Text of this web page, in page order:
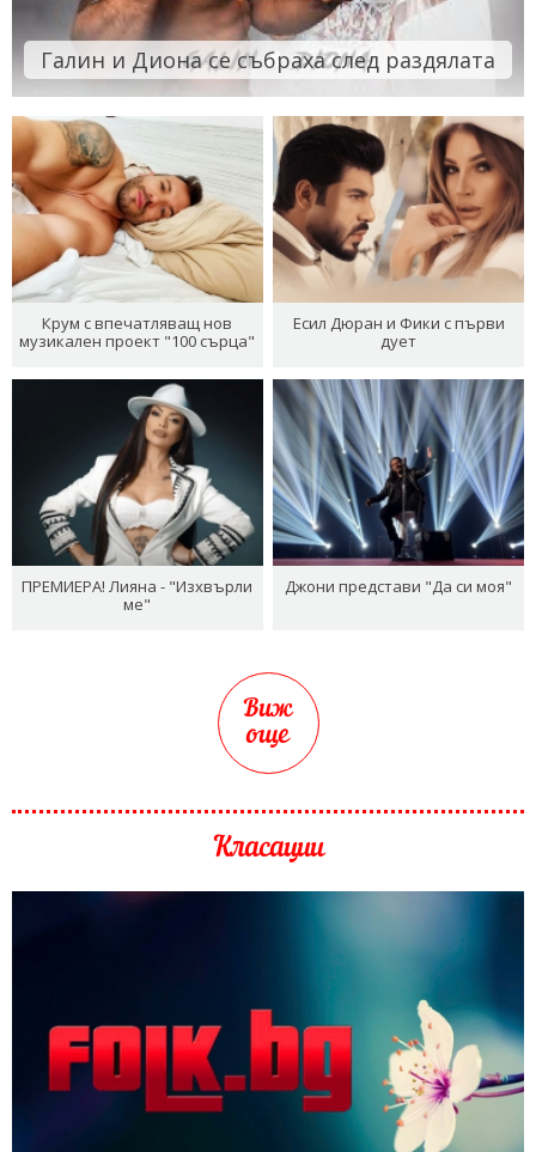
Галин и Диона се събраха след раздялата
Крум с впечатляващ нов
музикален проект "100 сърца"
Есил Дюран и Фики с първи
дует
ПРЕМИЕРА! Лияна - "Изхвърли
ме"
Джони представи "Да си моя"
Виж
още
Класации